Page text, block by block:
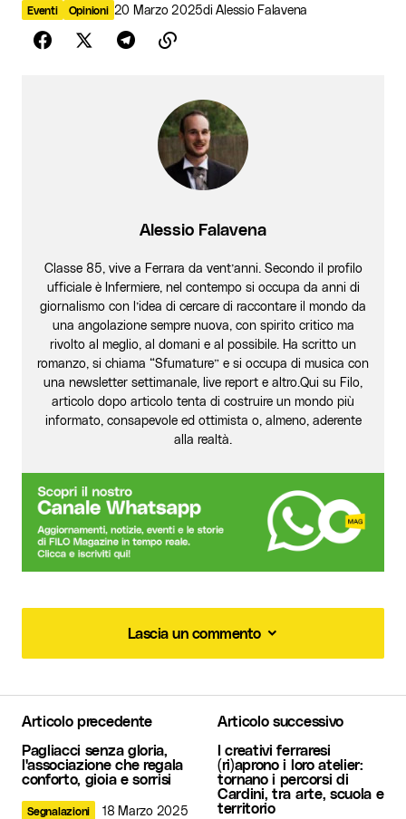
Eventi Opinioni 20 Marzo 2025di Alessio Falavena
Alessio Falavena
Classe 85, vive a Ferrara da vent’anni. Secondo il profilo
ufficiale è Infermiere, nel contempo si occupa da anni di
giornalismo con l’idea di cercare di raccontare il mondo da
una angolazione sempre nuova, con spirito critico ma
rivolto al meglio, al domani e al possibile. Ha scritto un
romanzo, si chiama “Sfumature” e si occupa di musica con
una newsletter settimanale, live report e altro.Qui su Filo,
articolo dopo articolo tenta di costruire un mondo più
informato, consapevole ed ottimista o, almeno, aderente
alla realtà.
Lascia un commento
Il tuo indirizzo email non sarà pubblicato. I
campi obbligatori sono contrassegnati*
Commento *
Articolo precedente
Pagliacci senza gloria,
l'associazione che regala
conforto, gioia e sorrisi
Segnalazioni 18 Marzo 2025
Articolo successivo
I creativi ferraresi
(ri)aprono i loro atelier:
tornano i percorsi di
Cardini, tra arte, scuola e
territorio